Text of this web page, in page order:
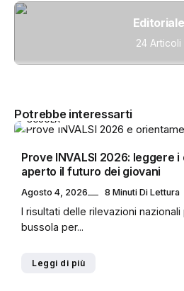
Editoriale
24 Articoli
Potrebbe interessarti
SCUOLA
Prove INVALSI 2026: leggere
aperto il futuro dei giovani
Agosto 4, 2026 8 Minuti Di Lettura
I risultati delle rilevazioni
bussola per...
Leggi di più